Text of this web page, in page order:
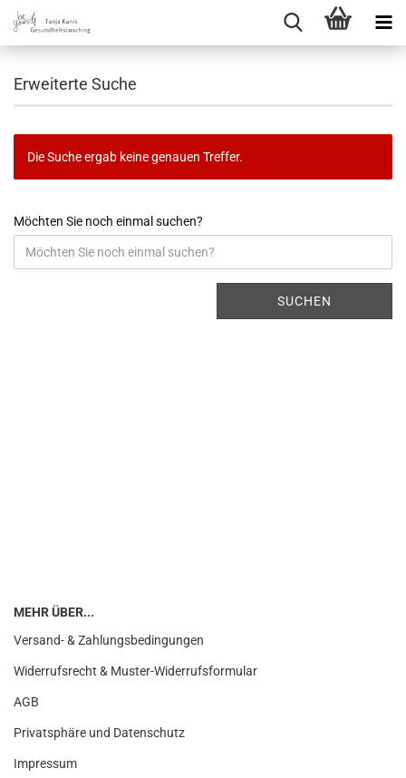
Erweiterte Suche
Die Suche ergab keine genauen Treffer.
Möchten Sie noch einmal suchen?
SUCHEN
MEHR ÜBER...
Versand- & Zahlungsbedingungen
Widerrufsrecht & Muster-Widerrufsformular
AGB
Privatsphäre und Datenschutz
Impressum